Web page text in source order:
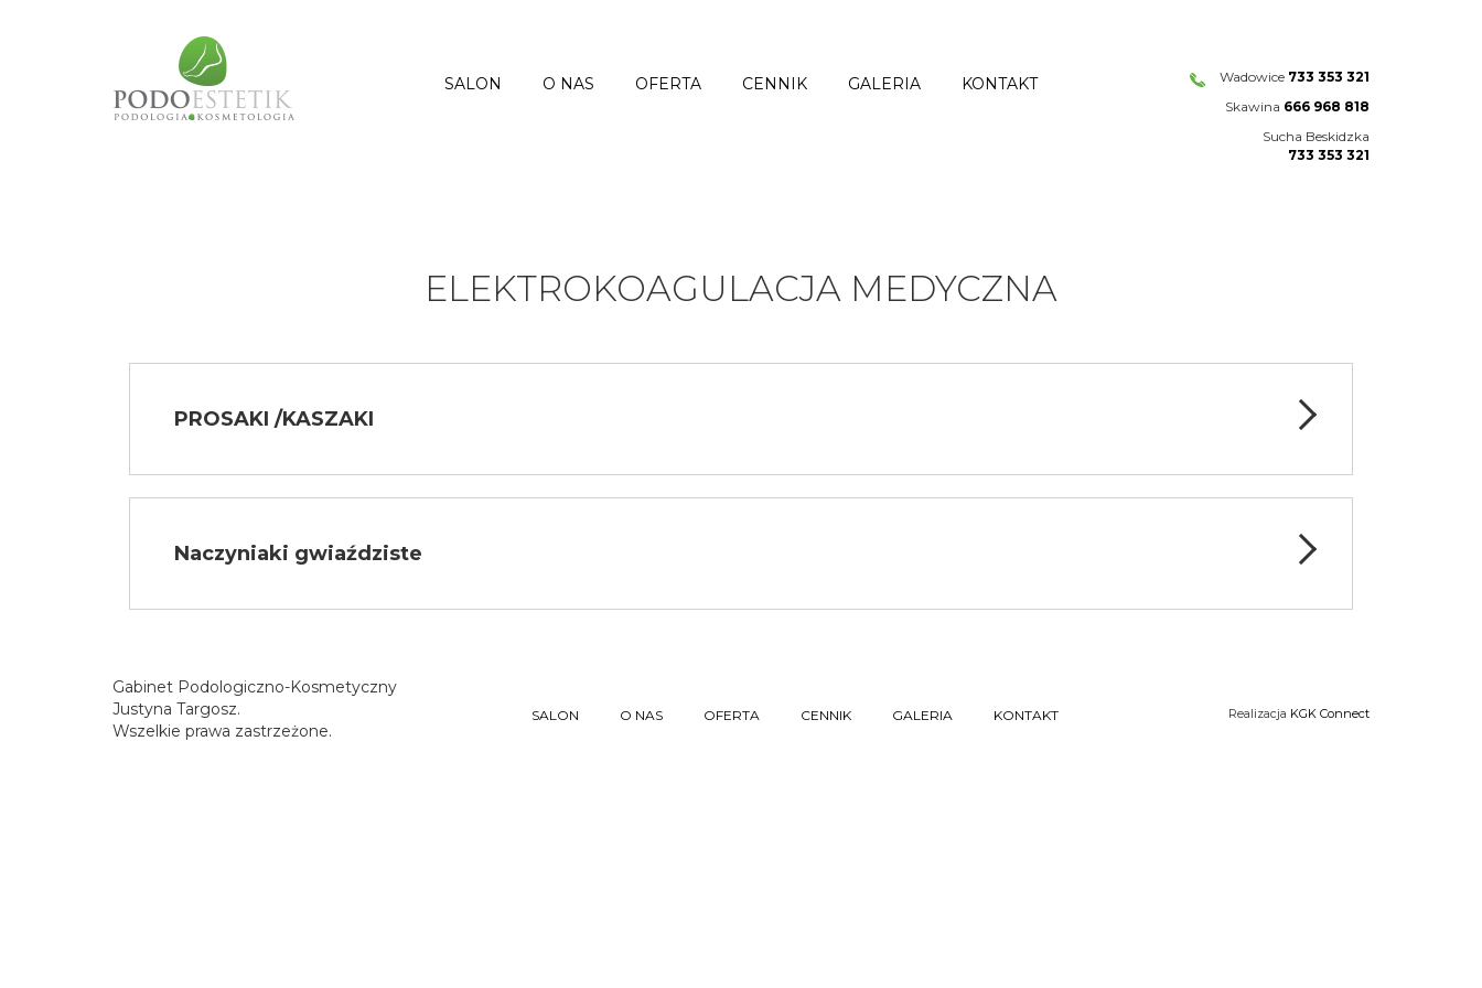
SALON O NAS OFERTA CENNIK GALERIA KONTAKT Wadowice 733 353 321
Skawina 666 968 818
Sucha Beskidzka
733 353 321
ELEKTROKOAGULACJA MEDYCZNA
PROSAKI /KASZAKI
Naczyniaki gwiaździste
Gabinet Podologiczno-Kosmetyczny
Justyna Targosz.
Wszelkie prawa zastrzeżone.
SALON O NAS OFERTA CENNIK GALERIA KONTAKT Realizacja KGK Connect